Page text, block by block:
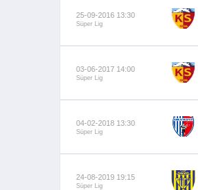
25-09-2016 13:30
Süper Lig
03-06-2017 14:00
Süper Lig
04-02-2018 13:30
Süper Lig
24-08-2019 19:15
Süper Lig